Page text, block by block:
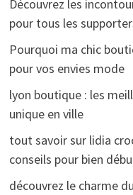
Découvrez les
pour tous les
Pourquoi ma chic
pour vos envies mode
lyon boutique : les
unique en ville
tout savoir sur lidia
conseils pour bien
découvrez le charme